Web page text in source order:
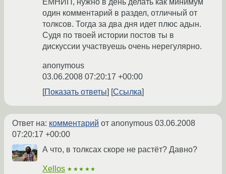
ЕМНИП, нужно в день делать как минимум
один комментарий в раздел, отличный от
толксов. Тогда за два дня идет плюс адын.
Судя по твоей истории постов ты в
дискуссии участвуешь очень нерегулярно.
anonymous
03.06.2008 07:20:17 +00:00
Показать ответы
Ссылка
Ответ на: комментарий от anonymous 03.06.2008
07:20:17 +00:00
А что, в толксах скоре не растёт? Давно?
Xellos ★★★★★